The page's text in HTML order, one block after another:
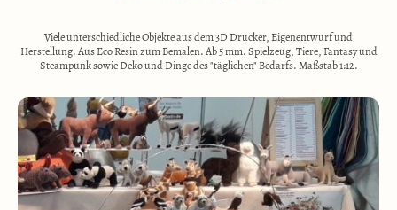
Viele unterschiedliche Objekte aus dem 3D Drucker, Eigenentwurf und
Herstellung. Aus Eco Resin zum Bemalen. Ab 5 mm. Spielzeug, Tiere, Fantasy und
Steampunk sowie Deko und Dinge des "täglichen" Bedarfs. Maßstab 1:12.